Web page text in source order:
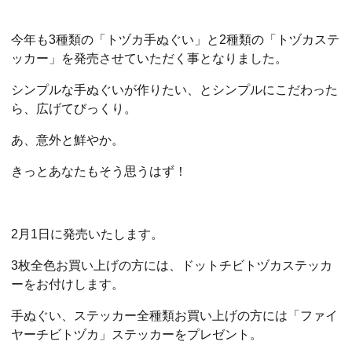
今年も3種類の「トヅカ手ぬぐい」と2種類の「トヅカステ
ッカー」を発売させていただく事となりました。
シンプルな手ぬぐいが作りたい、とシンプルにこだわった
ら、広げてびっくり。
あ、意外と鮮やか。
きっとあなたもそう思うはず！
2月1日に発売いたします。
3枚全色お買い上げの方には、ドットチビトヅカステッカ
ーをお付けします。
手ぬぐい、ステッカー全種類お買い上げの方には「ファイ
ヤーチビトヅカ」ステッカーをプレゼント。